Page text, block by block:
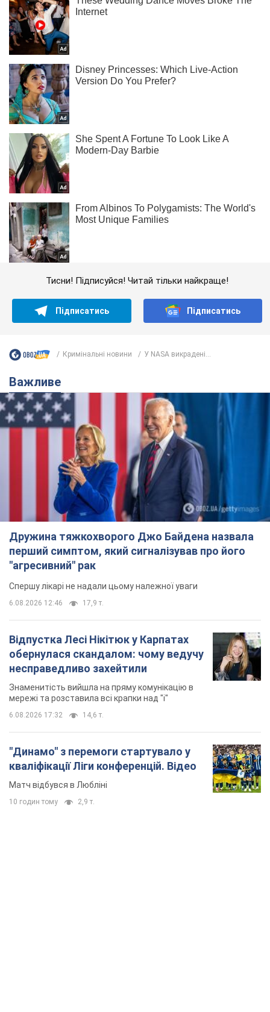
Тисни! Підписуйся! Читай тільки найкраще!
Підписатись Підписатись
Кримінальні новини У NASA викрадені...
Важливе
Дружина тяжкохворого Джо Байдена назвала
перший симптом, який сигналізував про його
"агресивний" рак
Спершу лікарі не надали цьому належної уваги
6.08.2026 12:46 17,9 т.
Відпустка Лесі Нікітюк у Карпатах
обернулася скандалом: чому ведучу
несправедливо захейтили
Знаменитість вийшла на пряму комунікацію в
мережі та розставила всі крапки над "і"
6.08.2026 17:32 14,6 т.
"Динамо" з перемоги стартувало у
кваліфікації Ліги конференцій. Відео
Матч відбувся в Любліні
10 годин тому 2,9 т.